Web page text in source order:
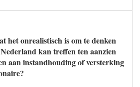
het onrealistisch is om te denken
kan treffen ten aanzien
aan instandhouding of versterking